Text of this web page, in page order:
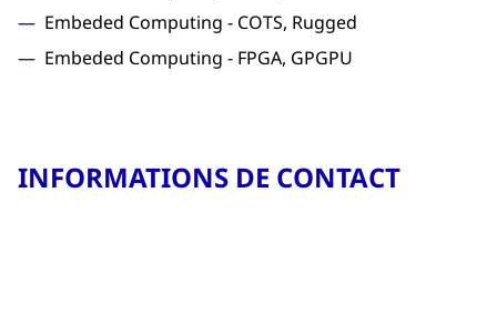
Embeded Computing - COTS, Rugged
Embeded Computing - FPGA, GPGPU
INFORMATIONS DE CONTACT